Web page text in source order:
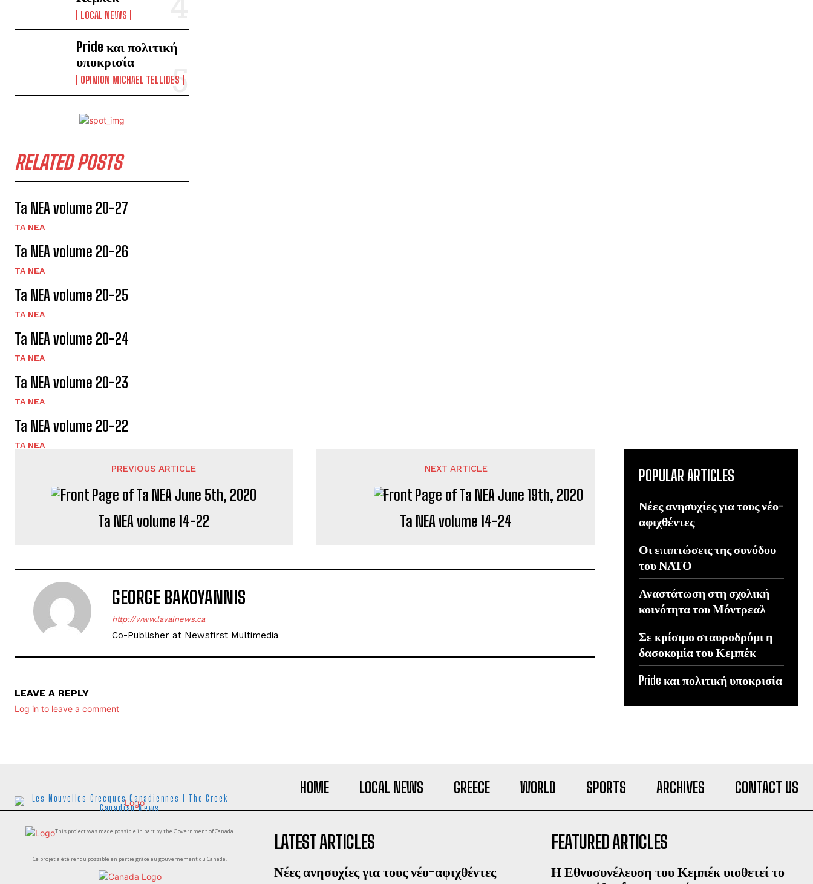
LOCAL NEWS
Pride και πολιτική
υποκρισία
OPINION MICHAEL TELLIDES
RELATED POSTS
Ta NEA volume 20-27
TA NEA
Ta NEA volume 20-26
TA NEA
Ta NEA volume 20-25
TA NEA
Ta NEA volume 20-24
TA NEA
Ta NEA volume 20-23
TA NEA
Ta NEA volume 20-22
TA NEA
PREVIOUS ARTICLE
Ta NEA volume 14-22
NEXT ARTICLE
Ta NEA volume 14-24
GEORGE BAKOYANNIS
http://www.lavalnews.ca
Co-Publisher at Newsfirst Multimedia
LEAVE A REPLY
Log in to leave a comment
POPULAR ARTICLES
Νέες ανησυχίες για τους νέο-
αφιχθέντες
Οι επιπτώσεις της συνόδου
του ΝΑΤΟ
Αναστάτωση στη σχολική
κοινότητα του Μόντρεαλ
Σε κρίσιμο σταυροδρόμι η
δασοκομία του Κεμπέκ
Pride και πολιτική υποκρισία
HOME LOCAL NEWS GREECE WORLD SPORTS ARCHIVES CONTACT US
Les Nouvelles Grecques Canadiennes I The Greek
Canadian News
This project was made possible in part by the Government of Canada.
Ce projet a été rendu possible en partie grâce au gouvernement du Canada.
LATEST ARTICLES
Νέες ανησυχίες για τους νέο-αφιχθέντες
FEATURED ARTICLES
Η Εθνοσυνέλευση του Κεμπέκ υιοθετεί το